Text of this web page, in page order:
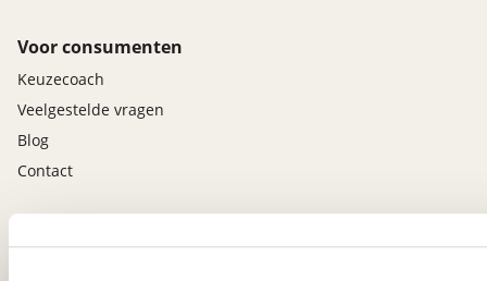
Voor consumenten
Keuzecoach
Veelgestelde vragen
Blog
Contact